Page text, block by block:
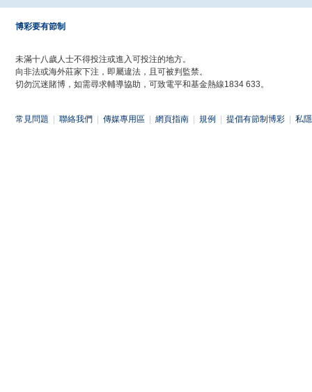
博彩要有節制
未滿十八歲人士不得投注或進入可投注的地方。
向非法或海外莊家下注，即屬違法，且可被判監禁。
切勿沉迷賭博，如需尋求輔導協助，可致電平和基金熱線1834 633。
常見問題 聯絡我們 傳媒專用區 網頁指南 規例 提倡有節制博彩 私